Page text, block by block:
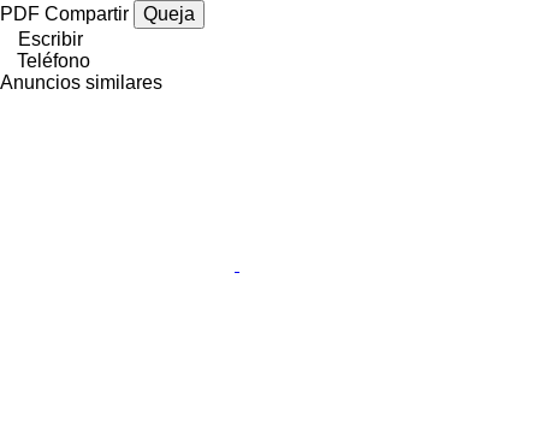
PDF Compartir
Queja
Escribir
Teléfono
Anuncios similares